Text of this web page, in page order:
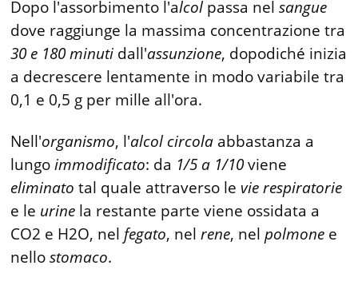
Dopo l'assorbimento l'alcol passa nelsangue
dove raggiunge la massima concentrazione tra
30 e 180minuti dall'assunzione, dopodiché inizia
a decrescere lentamente in modo variabile tra
0,1 e 0,5 g per mille all'ora.
Nell'organismo, l'alcol circola abbastanza a
lungoimmodificato: da 1/5 a 1/10viene
eliminato tal quale attraverso le vie respiratorie
e le urine la restante parte viene ossidata a
CO2 e H2O, nelfegato, nelrene, nelpolmone e
nellostomaco.